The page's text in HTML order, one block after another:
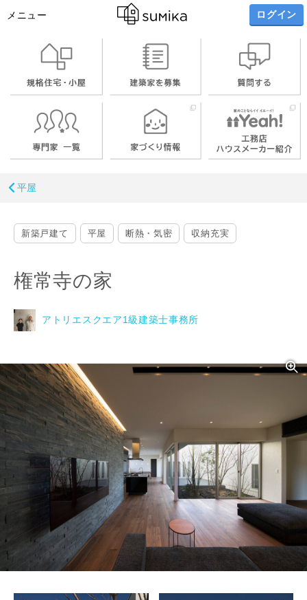
メニュー ログイン
平屋
新築戸建て 平屋 断熱・気密 収納充実
権常寺の家
アトリエスクエア1級建築士事務所
写真を拡大する